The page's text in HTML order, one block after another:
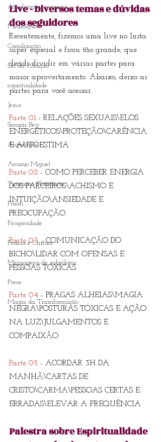
Atualizações mensais
Meditação
Canalização
Lei da Atração
espiritualidade
Jesus
Serapis Bey
Arquétipos
Arcanjo Miguel
Transição Planetária
Faiatí
Prosperidade
Pedras e Cristais
Mensagens de sabedoria
Prece
Magia da Trasnformação
Live - Diversos temas e dúvidas
dos seguidores
Recentemente, fizemos uma live no Insta
super especial e ficou tão grande, que
decidi dividir em várias partes para
maior aproveitamento. Abaixo, deixo as
partes para você acessar.
Parte 01 - RELAÇÕES SEXUAIS\ELOS
ENERGÉTICOS\PROTEÇÃO\CARÊNCIA
E AUTOESTIMA
Parte 02 - COMO PERCEBER ENERGIA
DOS PARCEIROS\ACHISMO E
INTUIÇÃO\ANSIEDADE E
PREOCUPAÇÃO
Parte 03 - COMUNICAÇÃO DO
BICHO\LIDAR COM OFENSAS E
PESSOAS TÓXICAS
Parte 04 - PRAGAS ALHEIAS\MAGIA
NEGRA\POSTURAS TÓXICAS E AÇÃO
NA LUZ\JULGAMENTOS E
COMPAIXÃO
Parte 05 - ACORDAR 3H DA
MANHÃ\CARTAS DE
CRISTO\CARMA\PESSOAS CERTAS E
ERRADAS\ELEVAR A FREQUÊNCIA
Palestra sobre Espiritualidade